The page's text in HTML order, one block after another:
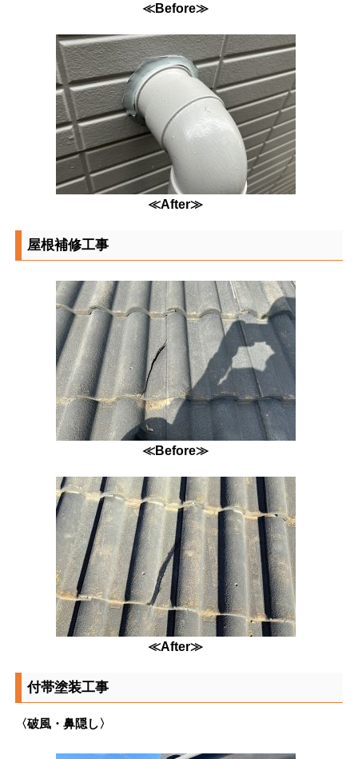
≪Before≫
≪After≫
屋根補修工事
≪Before≫
≪After≫
付帯塗装工事
〈破風・鼻隠し〉